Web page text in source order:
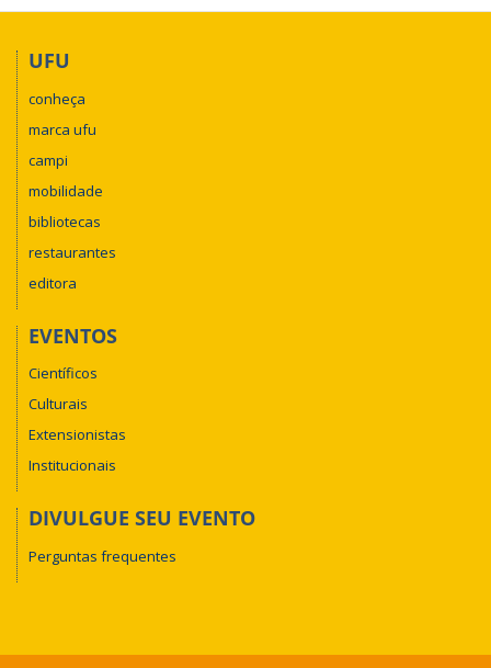
UFU
conheça
marca ufu
campi
mobilidade
bibliotecas
restaurantes
editora
EVENTOS
Científicos
Culturais
Extensionistas
Institucionais
DIVULGUE SEU EVENTO
Perguntas frequentes